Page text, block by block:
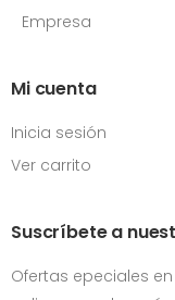
Empresa
Mi cuenta
Inicia sesión
Ver carrito
Suscríbete a
Ofertas epeciales